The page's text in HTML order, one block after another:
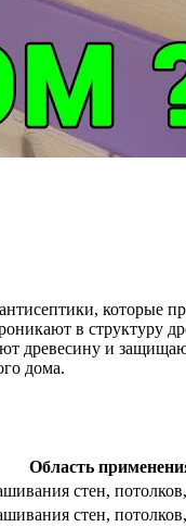
которые
в структуру
древесину и
дома.
Область
стен,
стен,